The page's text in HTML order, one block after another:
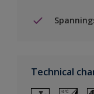
Technical